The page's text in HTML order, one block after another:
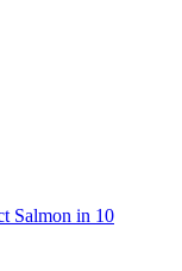
Salmon in 10